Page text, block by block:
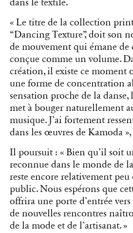
dans le textile.
« Le titre de la collection
“Dancing Texture”, doit son
de mouvement qui émane de
conçue comme un volume.
création, il existe ce moment
une forme de concentration
sensation proche de la danse,
met à bouger naturellement
musique. J’ai fortement
dans les œuvres de Kamoda
Il poursuit : « Bien qu’il soit
reconnue dans le monde de
reste encore relativement
public. Nous espérons que
offrira une porte d’entrée
de nouvelles rencontres
de la mode et de l’artisanat. »